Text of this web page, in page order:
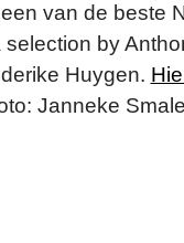
van de beste
by
Huygen.
Janneke